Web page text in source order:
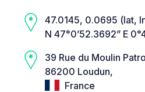
47.0145, 0.0695 (lat,
N 47°0’52.3692” E
39 Rue du Moulin
86200 Loudun,
France